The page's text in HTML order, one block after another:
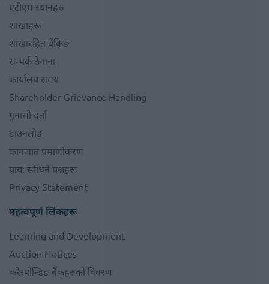
एटीएम स्थानहरु
शाखाहरू
शाखारहित बैंकिङ
सम्पर्क ठेगाना
कार्यालय समय
Shareholder Grievance Handling
गुनासो दर्ता
डाउनलोड
कागजात प्रमाणीकरण
प्राय: सोधिने प्रश्नहरू
Privacy Statement
महत्वपूर्ण लिंकहरू
Learning and Development
Auction Notices
करेस्पोन्डिङ बैंकहरुको विवरण